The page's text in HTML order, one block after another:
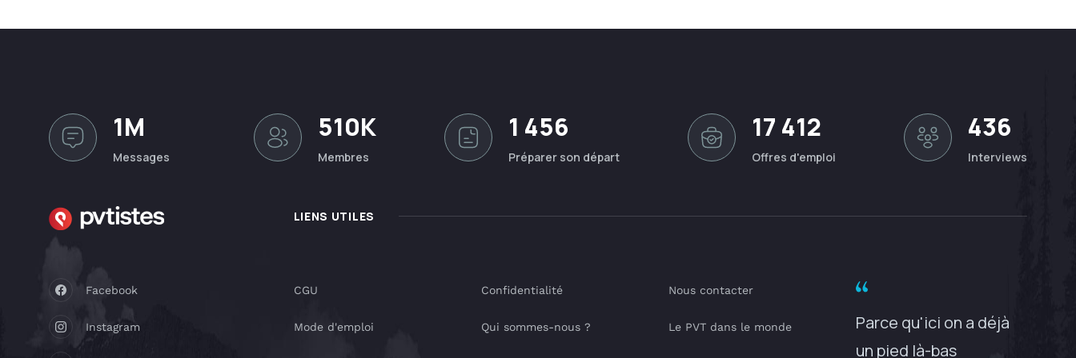
1M
Messages
510K
Membres
1 456
Préparer son départ
17 412
Offres d'emploi
436
Interviews
LIENS UTILES
Facebook
Instagram
CGU
Mode d'emploi
Confidentialité
Qui sommes-nous ?
Nous contacter
Le PVT dans le monde
Parce qu'ici on a déjà
un pied là-bas